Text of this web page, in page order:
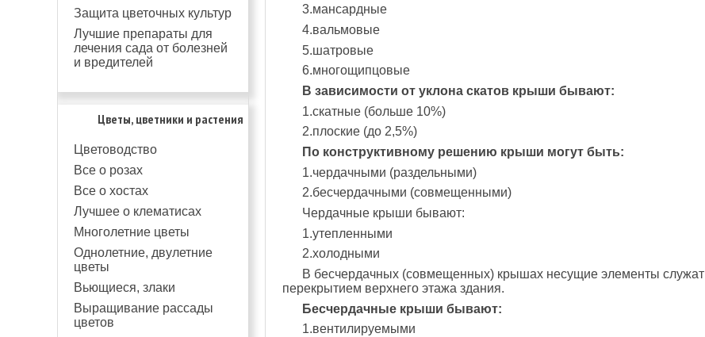
Защита цветочных культур
Лучшие препараты для
лечения сада от болезней
и вредителей
Цветы, цветники и растения
Цветоводство
Все о розах
Все о хостах
Лучшее о клематисах
Многолетние цветы
Однолетние, двулетние
цветы
Вьющиеся, злаки
Выращивание рассады
цветов
3.мансардные
4.вальмовые
5.шатровые
6.многощипцовые
В зависимости от уклона скатов крыши бывают:
1.скатные (больше 10%)
2.плоские (до 2,5%)
По конструктивному решению крыши могут быть:
1.чердачными (раздельными)
2.бесчердачными (совмещенными)
Чердачные крыши бывают:
1.утепленными
2.холодными
В бесчердачных (совмещенных) крышах несущие элементы служат
перекрытием верхнего этажа здания.
Бесчердачные крыши бывают:
1.вентилируемыми